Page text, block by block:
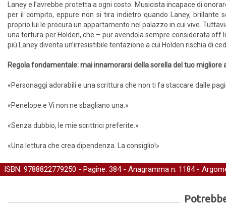
Laney e l’avrebbe protetta a ogni costo. Musicista incapace di
per il compito, eppure non si tira indietro quando Laney,
proprio lui le procura un appartamento nel palazzo in cui vive.
una tortura per Holden, che – pur avendola sempre considerata
più Laney diventa un’irresistibile tentazione a cui Holden rischia di
Regola fondamentale: mai innamorarsi della sorella del tuo
«Personaggi adorabili e una scrittura che non ti fa staccare dalle
«Penelope e Vi non ne sbagliano una.»
«Senza dubbio, le mie scrittrici preferite.»
«Una lettura che crea dipendenza. La consiglio!»
ISBN: 9788822779250 - Pagine: 384 - Anagramma n. 1184 -